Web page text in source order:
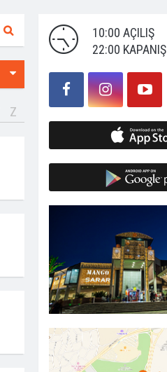
10:00 AÇILIŞ
22:00 KAPANIŞ
Z